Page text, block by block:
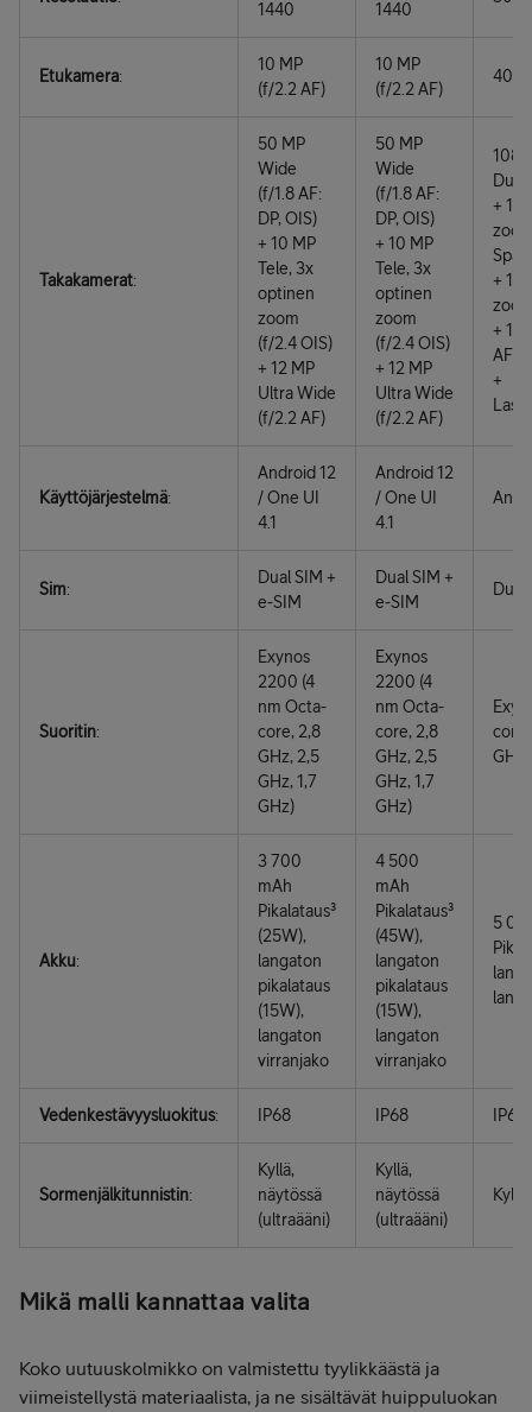
1440
1440
Etukamera:
10 MP
(f/2.2 AF)
10 MP
(f/2.2 AF)
40
Takakamerat:
50 MP
Wide
(f/1.8 AF:
DP, OIS)
+ 10 MP
Tele, 3x
optinen
zoom
(f/2.4 OIS)
+ 12 MP
Ultra Wide
(f/2.2 AF)
50 MP
Wide
(f/1.8 AF:
DP, OIS)
+ 10 MP
Tele, 3x
optinen
zoom
(f/2.4 OIS)
+ 12 MP
Ultra Wide
(f/2.2 AF)
108
Dual
+ 10
+ 10
+ 12
AF)
+
Käyttöjärjestelmä:
Android 12
/ One UI
4.1
Android 12
/ One UI
4.1
Sim:
Dual SIM +
e-SIM
Dual SIM +
e-SIM
Dual
Suoritin:
Exynos
2200 (4
nm Octa-
core, 2,8
GHz, 2,5
GHz, 1,7
GHz)
Exynos
2200 (4
nm Octa-
core, 2,8
GHz, 2,5
GHz, 1,7
GHz)
core,
GHz)
Akku:
3 700
mAh
Pikalataus³
(25W),
langaton
pikalataus
(15W),
langaton
virranjako
4 500
mAh
Pikalataus³
(45W),
langaton
pikalataus
(15W),
langaton
virranjako
5
Vedenkestävyysluokitus: IP68 IP68 IP68
Sormenjälkitunnistin:
Kyllä,
näytössä
(ultraääni)
Kyllä,
näytössä
(ultraääni)
Mikä malli kannattaa valita
Koko uutuuskolmikko on valmistettu tyylikkäästä ja
viimeistellystä materiaalista, ja ne sisältävät huippuluokan